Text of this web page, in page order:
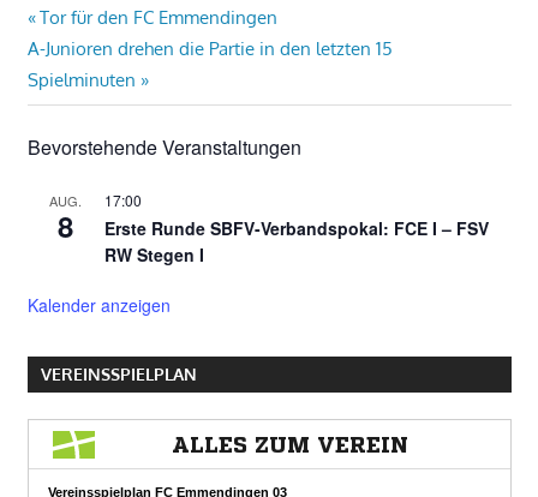
Beitragsnavigation
Vorheriger
Beitrag:
Tor für den FC Emmendingen
Nächster
Beitrag:
A-Junioren drehen die Partie in den letzten 15
Spielminuten
Bevorstehende Veranstaltungen
AUG.
8
17:00
Erste Runde SBFV-Verbandspokal: FCE I – FSV
RW Stegen I
Kalender anzeigen
VEREINSSPIELPLAN